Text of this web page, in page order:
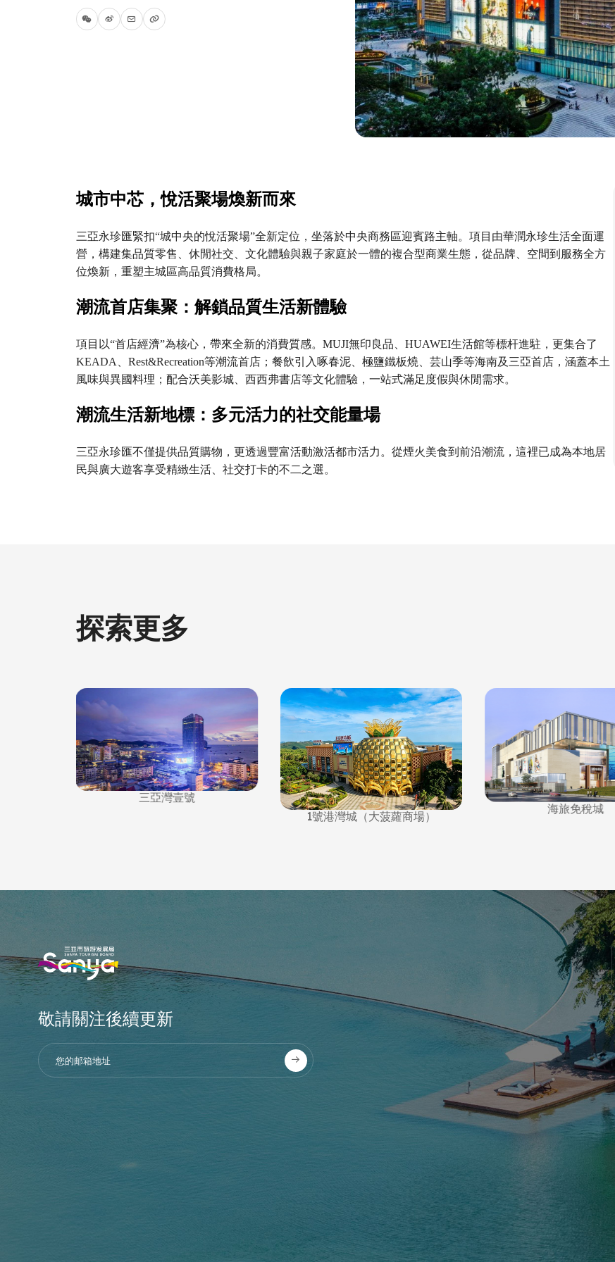
城市中芯，悅活聚場煥新而來
三亞永珍匯緊扣“城中央的悅活聚場”全新定位，坐落於中央商務區迎賓路主軸。項目由華潤永珍生活全面運
營，構建集品質零售、休閒社交、文化體驗與親子家庭於一體的複合型商業生態，從品牌、空間到服務全方
位煥新，重塑主城區高品質消費格局。
潮流首店集聚：解鎖品質生活新體驗
項目以“首店經濟”為核心，帶來全新的消費質感。MUJI無印良品、HUAWEI生活館等標杆進駐，更集合了
KEADA、Rest&Recreation等潮流首店；餐飲引入啄春泥、極鹽鐵板燒、芸山季等海南及三亞首店，涵蓋本土
風味與異國料理；配合沃美影城、西西弗書店等文化體驗，一站式滿足度假與休閒需求。
潮流生活新地標：多元活力的社交能量場
三亞永珍匯不僅提供品質購物，更透過豐富活動激活都市活力。從煙火美食到前沿潮流，這裡已成為本地居
民與廣大遊客享受精緻生活、社交打卡的不二之選。
探索更多
三亞灣壹號
1號港灣城（大菠蘿商場）
海旅免稅城
敬請關注後續更新